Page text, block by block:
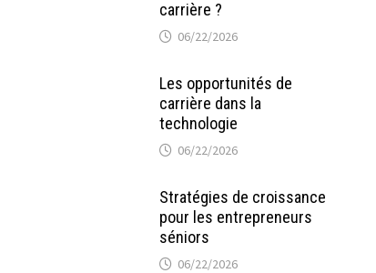
carrière ?
06/22/2026
Les opportunités de
carrière dans la
technologie
06/22/2026
Stratégies de croissance
pour les entrepreneurs
séniors
06/22/2026